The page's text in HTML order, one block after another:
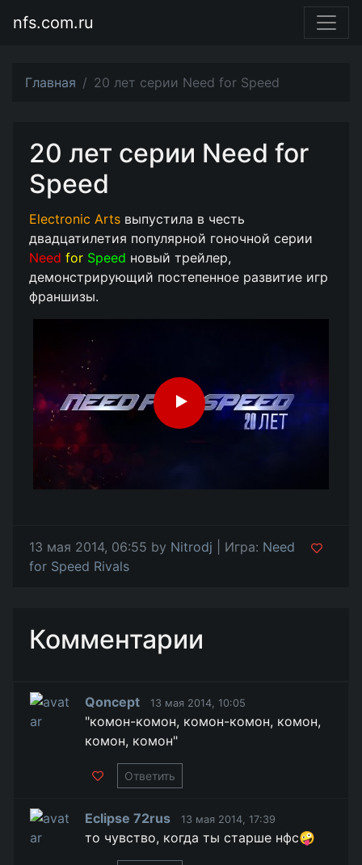
nfs.com.ru
Главная 20 лет серии Need for Speed
20 лет серии Need for
Speed
Electronic Arts выпустила в честь
двадцатилетия популярной гоночной серии
Need for Speed новый трейлер,
демонстрирующий постепенное развитие игр
франшизы.
13 мая 2014, 06:55 by Nitrodj | Игра: Need
for Speed Rivals
Комментарии
Qoncept 13 мая 2014, 10:05
"комон-комон, комон-комон, комон,
комон, комон"
Ответить
Eclipse 72rus 13 мая 2014, 17:39
то чувство, когда ты старше нфс🤪